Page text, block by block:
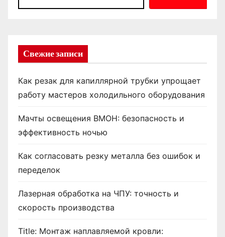
Свежие записи
Как резак для капиллярной трубки упрощает
работу мастеров холодильного оборудования
Мачты освещения ВМОН: безопасность и
эффективность ночью
Как согласовать резку металла без ошибок и
переделок
Лазерная обработка на ЧПУ: точность и
скорость производства
Title: Монтаж наплавляемой кровли: